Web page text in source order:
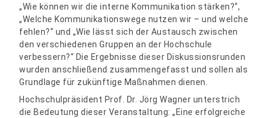
„Wie können wir die interne Kommunikation stärken?“,
„Welche Kommunikationswege nutzen wir – und welche
fehlen?“ und „Wie lässt sich der Austausch zwischen
den verschiedenen Gruppen an der Hochschule
verbessern?“ Die Ergebnisse dieser Diskussionsrunden
wurden anschließend zusammengefasst und sollen als
Grundlage für zukünftige Maßnahmen dienen.
Hochschulpräsident Prof. Dr. Jörg Wagner unterstrich
die Bedeutung dieser Veranstaltung: „Eine erfolgreiche